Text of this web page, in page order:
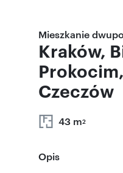
Mieszkanie
Kraków,
Czeczów
43 m2
Opis